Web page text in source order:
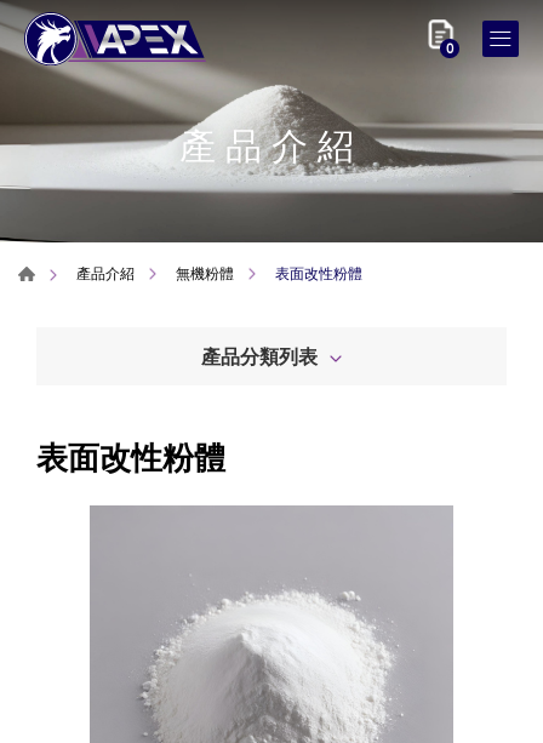
0
產品介紹
產品介紹 無機粉體 表面改性粉體
產品分類列表
表面改性粉體